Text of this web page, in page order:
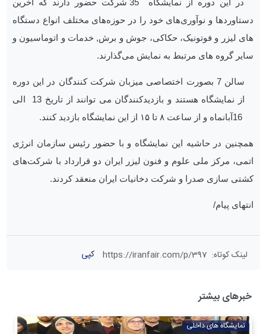
در این دوره از نمایشگاه 35 شرکت حضور دارند که آخرین
دستاوردها و نوآوری‌های خود را در حوزه‌های مختلف انواع دستگاه
های لیزر و فوتونیک، حکاکی، جوش و برش, خدمات و اتوماسیون و
سایر گروه های مرتبط به نمایش می‌گذارند.
سالن 7 بصورت اختصاصی میزبان شرکت‌ کنندگان در این دوره
از نمایشگاه هستند و بازدیدکنندگان می ‌توانند از تاریخ 13 الی
همچنین در حاشیه این نمایشگاه و با حضور رئیس سازمان انرژی
اتمی، مرکز ملی علوم و فنون لیزر ایران دو قرارداد با شرکت‌های
کشتی سازی صدرا و شرکت دخانیات ایران منعقد کردند.
انتهای پیام/
لینک کوتاه:
https://iranfair.com/p/397 کپی
خبرهای بیشتر
نمایشگاه های داخلی